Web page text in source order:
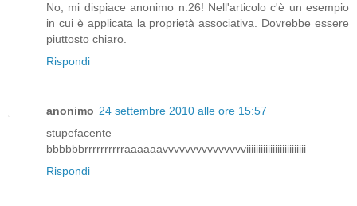
No, mi dispiace anonimo n.26! Nell'articolo c'è un esempio
in cui è applicata la proprietà associativa. Dovrebbe essere
piuttosto chiaro.
Rispondi
anonimo 24 settembre 2010 alle ore 15:57
stupefacente
bbbbbbrrrrrrrrrraaaaaavvvvvvvvvvvvvvviiiiiiiiiiiiiiiiiiiiiiiii
Rispondi